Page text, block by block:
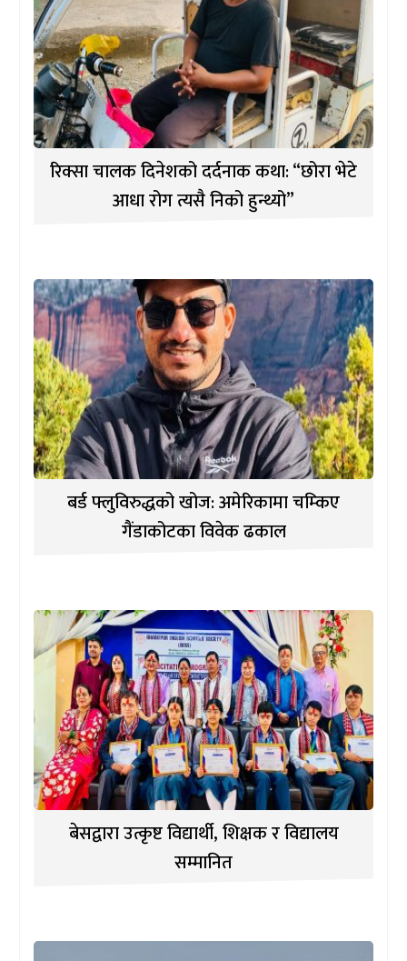
रिक्सा चालक दिनेशको दर्दनाक कथा: “छोरा भेटे
आधा रोग त्यसै निको हुन्थ्यो”
बर्ड फ्लुविरुद्धको खोज: अमेरिकामा चम्किए
गैंडाकोटका विवेक ढकाल
बेसद्वारा उत्कृष्ट विद्यार्थी, शिक्षक र विद्यालय
सम्मानित